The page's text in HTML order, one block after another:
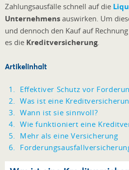
Zahlungsausfälle schnell auf die
Unternehmens auswirken. Um
und dennoch den Kauf auf
es die Kreditversicherung.
Artikelinhalt
Effektiver Schutz vor
Was ist eine
Wann ist sie sinnvoll?
Wie funktioniert eine
Mehr als eine Versicherung